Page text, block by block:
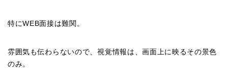
特にWEB面接は難関。
雰囲気も伝わらないので、視覚情報は、画面上に映るその景色
のみ。